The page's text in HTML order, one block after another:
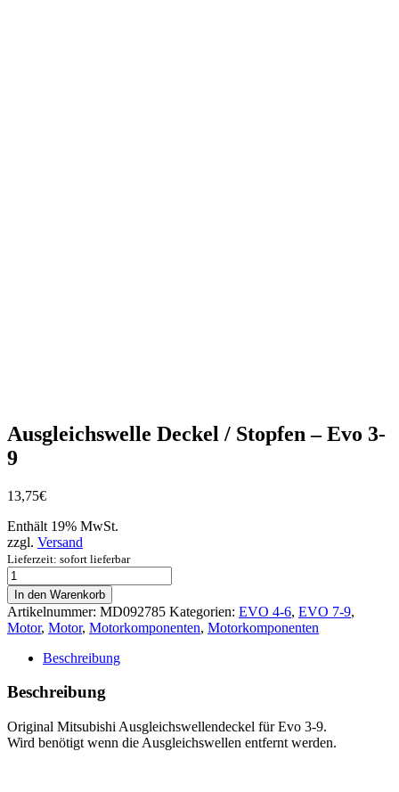
Ausgleichswelle Deckel / Stopfen – Evo 3-
9
13,75€
Enthält 19% MwSt.
zzgl. Versand
Lieferzeit: sofort lieferbar
Ausgleichswelle
Deckel
/
Stopfen
-
Evo
9
Menge
In den Warenkorb
Artikelnummer: MD092785 Kategorien: EVO 4-6, EVO 7-9,
Motor, Motor, Motorkomponenten, Motorkomponenten
Beschreibung
Beschreibung
Original Mitsubishi Ausgleichswellendeckel für Evo 3-9.
Wird benötigt wenn die Ausgleichswellen entfernt werden.